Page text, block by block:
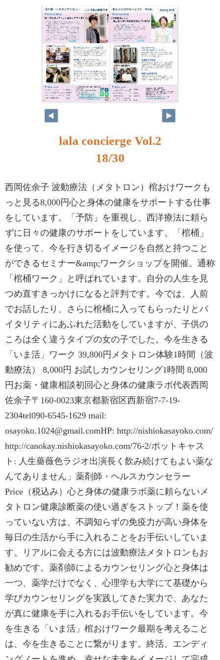
lala concierge Vol.2
18/30
西岡佐余子 波動療法（メタトロン）棺おけワークも
っと見る8,000円心と身体の健康をサポートする仕事
をしています。「予防」を重視し、西洋療法に頼ら
ずに日々の健康のサポートをしています。「棺桶」
を使って、今を行き切るイメージを自然と持つこと
ができるセミナー&amp;ワークショップを開催。通称
「棺桶ワーク」と呼ばれています。自分の人生を見
つめ直すきっかけになると評判です。今では、人前
でお話したり、さらに棺桶に入ってもらったりとバ
イタリティにあふれた活動をしていますが、子供の
ころは全く違うタイプの女の子でした。今を生きる
「いま活」ワーク 39,800円メタトロン体験1時間（波
動療法） 8,000円 お試しカウンセリング1時間 8,000
円お薬・健康相談初回心と身体の健康ラボ代表西岡
佐余子〒160-0023東京都新宿区西新宿7-7-19-
2304tel090-6545-1629 mail:
osayoko.1024@gmail.comHP: http://nishiokasayoko.com/
http://canokay.nishiokasayoko.com/76-2/ポットキャス
ト: 人生薔薇色ラジオ出演長く飲み続けてもよい薬な
んてありません」薬剤師・ヘルスカウンセラー
Price（税込み）心と身体の健康ラボ薬に頼らないメ
タトロン健康診断薬の使い過ぎをストップ！薬を使
っていない方は、不調知らずの免疫力が高い身体を
毎日の生活から手に入れることをお手伝いしていま
す。リアルに会える方には波動療法メタトロンもお
勧めです。薬剤師によるカウンセリング心と身体は
一つ、薬学だけでなく、心理学も大学にて基礎から
学びカウンセリングを実践してきた実力で、あなた
が真に健康を手に入れるお手伝いをしています。今
を生きる「いま活」棺おけワーク最期を考えること
は、今を生きることに繋がります。終活、エンディ